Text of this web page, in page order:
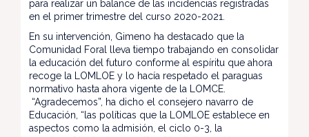
para realizar un balance de las incidencias registradas
en el primer trimestre del curso 2020-2021.
En su intervención, Gimeno ha destacado que la
Comunidad Foral lleva tiempo trabajando en consolidar
la educación del futuro conforme al espíritu que ahora
recoge la LOMLOE y lo hacía respetado el paraguas
normativo hasta ahora vigente de la LOMCE.
“Agradecemos”, ha dicho el consejero navarro de
Educación, “las políticas que la LOMLOE establece en
aspectos como la admisión, el ciclo 0-3, la